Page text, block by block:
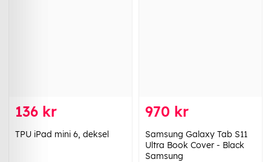
136 kr
TPU iPad mini 6, deksel
970 kr
Samsung Galaxy Tab S11
Ultra Book Cover - Black
Samsung